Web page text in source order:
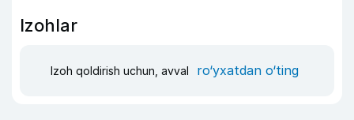
Izohlar
Izoh qoldirish uchun, avval ro‘yxatdan o‘ting